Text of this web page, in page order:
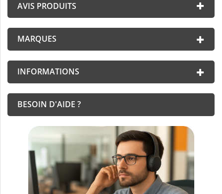
AVIS PRODUITS
MARQUES
INFORMATIONS
BESOIN D'AIDE ?